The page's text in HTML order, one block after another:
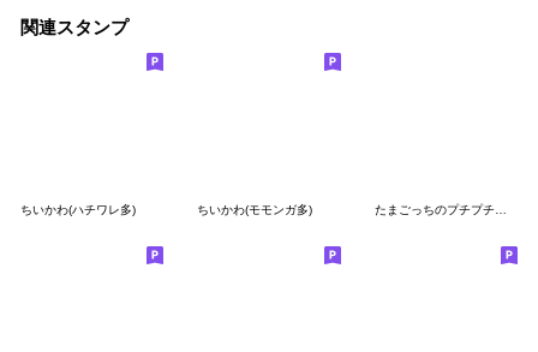
関連スタンプ
ちいかわ(ハチワレ多) ちいかわ(モモンガ多) たまごっちのプチプチおみせっち